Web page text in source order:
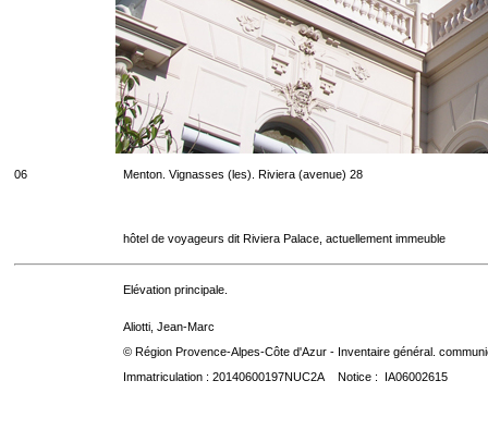
06 Menton. Vignasses (les). Riviera (avenue) 28
hôtel de voyageurs dit Riviera Palace, actuellement immeuble
Elévation principale.
Aliotti, Jean-Marc
© Région Provence-Alpes-Côte d'Azur - Inventaire général.
Immatriculation : 20140600197NUC2A Notice : IA06002615